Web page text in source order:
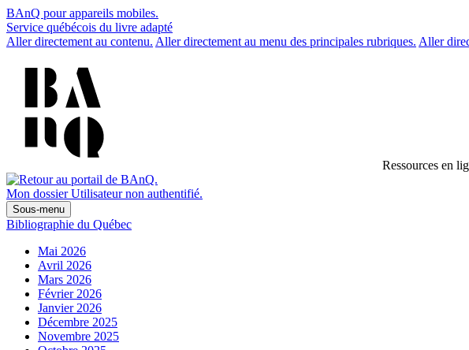
BAnQ pour appareils mobiles.
Service québécois du livre adapté
Aller directement au contenu. Aller directement au menu des principales rubriques. Aller
Ressources en
Mon dossier Utilisateur non authentifié.
Sous-menu
Bibliographie du Québec
Mai 2026
Avril 2026
Mars 2026
Février 2026
Janvier 2026
Décembre 2025
Novembre 2025